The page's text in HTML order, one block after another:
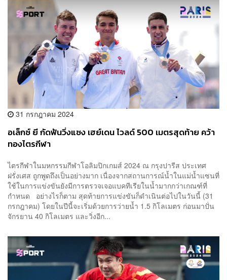
31 กรกฎาคม 2024
อเล็กซ์ ยี กัดฟันวิ่งแซง เฮย์เดน ไวลด์ 500 เมตรสุดท้าย คว้า
ทองไตรกีฬา
ไตรกีฬาในมหกรรมกีฬาโอลิมปิกเกมส์ 2024 ณ กรุงปารีส ประเทศ
ฝรั่งเศส ถูกพูดถึงเป็นอย่างมาก เนื่องจากสถานการณ์น้ำในแม่น้ำแซนที่
ใช้ในการแข่งขันยังมีการตรวจเจอแบคทีเรียในน้ำมากกว่าเกณฑ์ที่
กำหนด อย่างไรก็ตาม สุดท้ายการแข่งขันก็ดำเนินต่อไปในวันนี้ (31
กรกฎาคม) โดยในปีนี้จะเริ่มด้วยการว่ายน้ำ 1.5 กิโลเมตร ก่อนมาปั่น
จักรยาน 40 กิโลเมตร และวิ่งอีก...